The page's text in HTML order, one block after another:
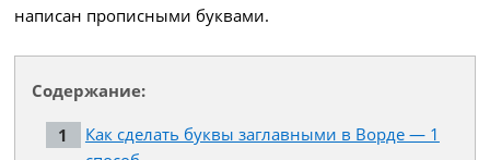
написан прописными буквами.
Содержание:
Как сделать буквы заглавными в Ворде — 1